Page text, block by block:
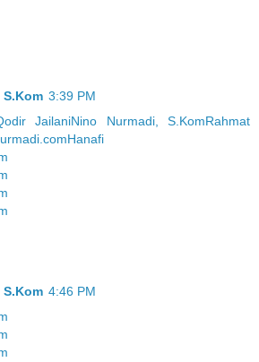
S.Kom 3:39 PM
JailaniNino Nurmadi, S.KomRahmat
Hanafi
S.Kom 4:46 PM